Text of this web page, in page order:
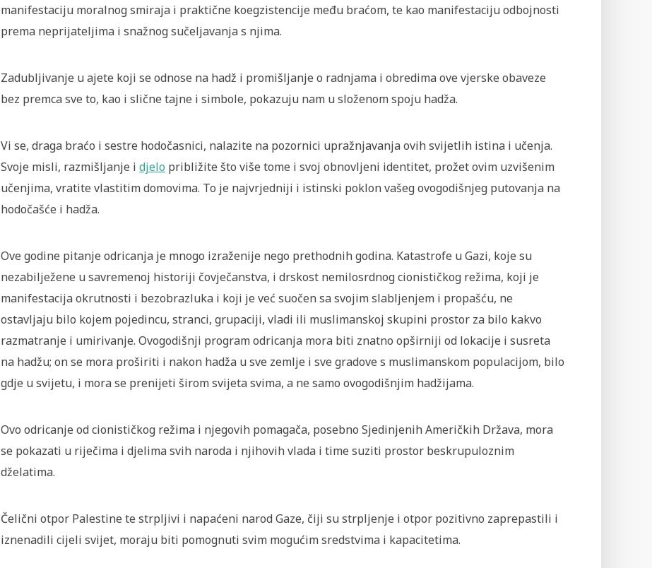
manifestaciju moralnog smiraja i praktične koegzistencije među braćom, te kao manifestaciju odbojnosti
prema neprijateljima i snažnog sučeljavanja s njima.
Zadubljivanje u ajete koji se odnose na hadž i promišljanje o radnjama i obredima ove vjerske obaveze
bez premca sve to, kao i slične tajne i simbole, pokazuju nam u složenom spoju hadža.
Vi se, draga braćo i sestre hodočasnici, nalazite na pozornici upražnjavanja ovih svijetlih istina i učenja.
Svoje misli, razmišljanje i djelo približite što više tome i svoj obnovljeni identitet, prožet ovim uzvišenim
učenjima, vratite vlastitim domovima. To je najvrjedniji i istinski poklon vašeg ovogodišnjeg putovanja na
hodočašće i hadža.
Ove godine pitanje odricanja je mnogo izraženije nego prethodnih godina. Katastrofe u Gazi, koje su
nezabilježene u savremenoj historiji čovječanstva, i drskost nemilosrdnog cionističkog režima, koji je
manifestacija okrutnosti i bezobrazluka i koji je već suočen sa svojim slabljenjem i propašću, ne
ostavljaju bilo kojem pojedincu, stranci, grupaciji, vladi ili muslimanskoj skupini prostor za bilo kakvo
razmatranje i umirivanje. Ovogodišnji program odricanja mora biti znatno opširniji od lokacije i susreta
na hadžu; on se mora proširiti i nakon hadža u sve zemlje i sve gradove s muslimanskom populacijom, bilo
gdje u svijetu, i mora se prenijeti širom svijeta svima, a ne samo ovogodišnjim hadžijama.
Ovo odricanje od cionističkog režima i njegovih pomagača, posebno Sjedinjenih Američkih Država, mora
se pokazati u riječima i djelima svih naroda i njihovih vlada i time suziti prostor beskrupuloznim
dželatima.
Čelični otpor Palestine te strpljivi i napaćeni narod Gaze, čiji su strpljenje i otpor pozitivno zaprepastili i
iznenadili cijeli svijet, moraju biti pomognuti svim mogućim sredstvima i kapacitetima.